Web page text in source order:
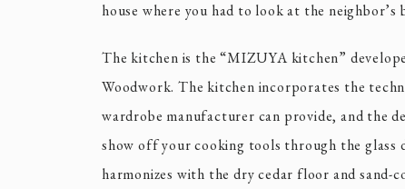
house where you had to look at the neighbor’s
The kitchen is the “MIZUYA kitchen”
Woodwork. The kitchen incorporates the
wardrobe manufacturer can provide, and the
show off your cooking tools through the glass
harmonizes with the dry cedar floor and sand-